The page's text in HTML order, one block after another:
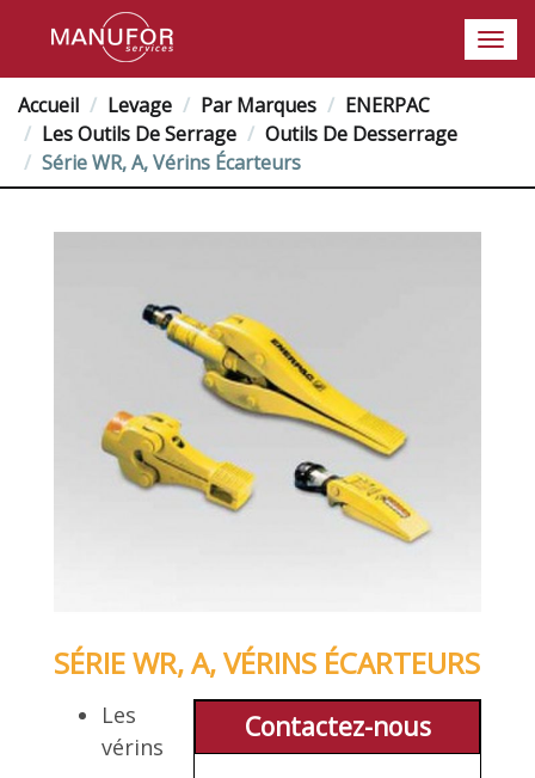
Accueil Levage Par Marques
ENERPAC
Les Outils De Serrage
Outils De Desserrage
Série WR, A, Vérins Écarteurs
SÉRIE WR, A, VÉRINS ÉCARTEURS
Contactez-nous
Les
vérins